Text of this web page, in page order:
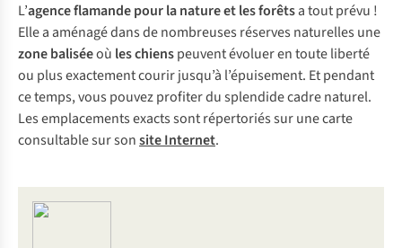
L’agence flamande pour la nature et les forêtsa tout prévu !
Elle a aménagé dans de nombreuses réserves naturelles une
zone baliséeoù les chienspeuvent évoluer en toute liberté
ou plus exactement courir jusqu’à l’épuisement. Et pendant
ce temps, vous pouvez profiter du splendide cadre naturel.
Les emplacements exacts sont répertoriés sur une carte
consultable sur sonsite Internet.